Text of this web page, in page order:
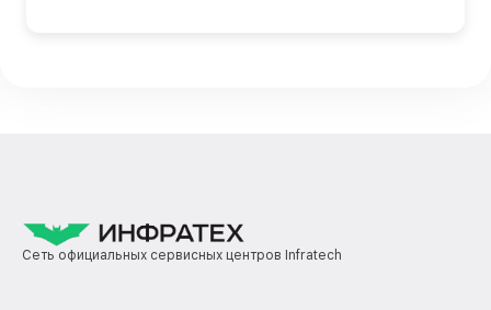
Сеть официальных сервисных центров Infratech